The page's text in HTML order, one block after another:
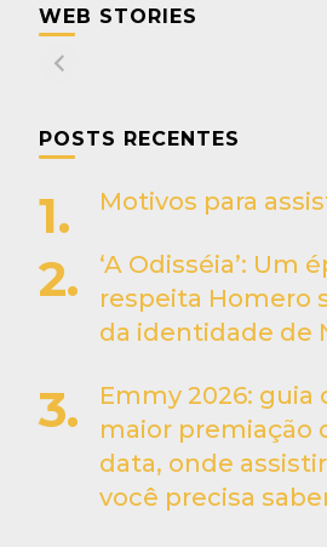
WEB STORIES
POSTS RECENTES
Motivos para
‘A Odisséia’: Um
respeita Homero
da identidade de
Emmy 2026:
maior premiação
data, onde
você precisa